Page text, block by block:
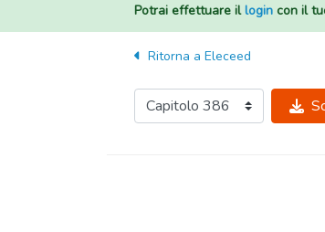
Potrai effettuare illogincon il
Ritorna a Eleceed